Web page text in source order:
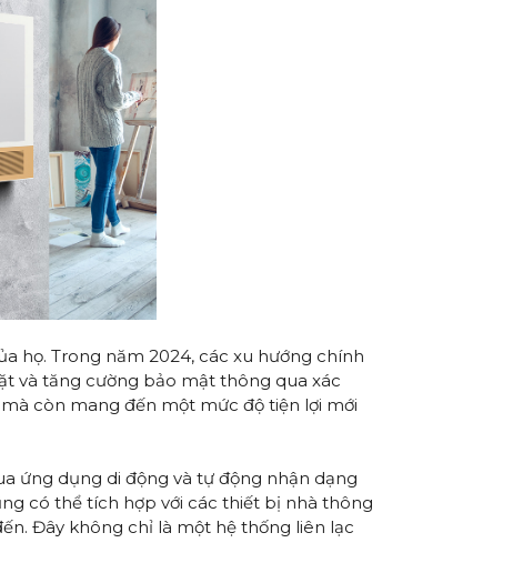
họ. Trong năm 2024, các xu hướng chính
và tăng cường bảo mật thông qua xác
còn mang đến một mức độ tiện lợi mới
ứng dụng di động và tự động nhận dạng
có thể tích hợp với các thiết bị nhà thông
Đây không chỉ là một hệ thống liên lạc